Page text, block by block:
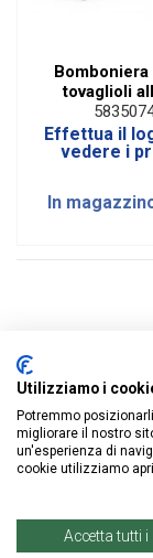
tovaglioli
della vita in
Effettua il
vedere i
In
Utilizziamo i
Potremmo
migliorare il nostro
un'esperienza di
cookie utilizziamo
Accetta tutti i